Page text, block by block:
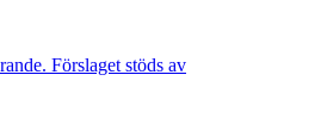
Förslaget stöds av